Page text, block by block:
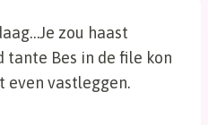
zou haast
Bes in de file kon
even vastleggen.